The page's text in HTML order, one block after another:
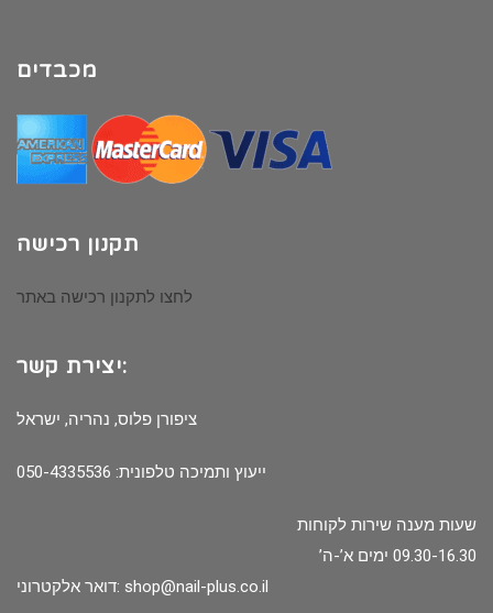
מכבדים
תקנון רכישה
לחצו לתקנון רכישה באתר
יצירת קשר:
ציפורן פלוס, נהריה, ישראל
ייעוץ ותמיכה טלפונית: 050-4335536
שעות מענה שירות לקוחות
09.30-16.30 ימים א’-ה’
דואר אלקטרוני: shop@nail-plus.co.il